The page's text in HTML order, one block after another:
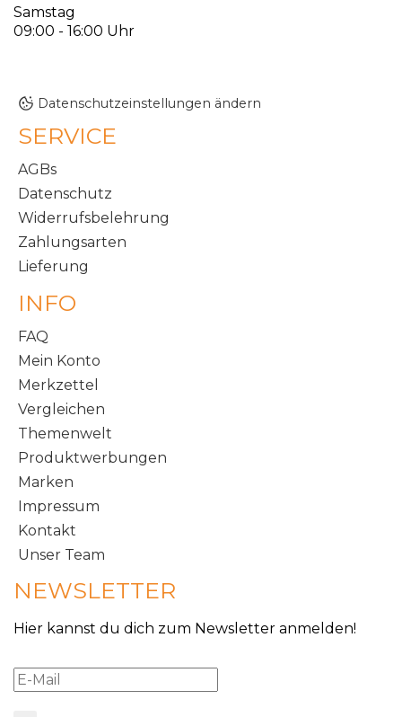
Samstag
09:00 - 16:00 Uhr
Datenschutzeinstellungen ändern
SERVICE
AGBs
Datenschutz
Widerrufsbelehrung
Zahlungsarten
Lieferung
INFO
FAQ
Mein Konto
Merkzettel
Vergleichen
Themenwelt
Produktwerbungen
Marken
Impressum
Kontakt
Unser Team
NEWSLETTER
Hier kannst du dich zum Newsletter anmelden!